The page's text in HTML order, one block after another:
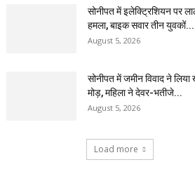
सोनीपत में इलेक्ट्रिशियन पर
हमला, बाइक सवार तीन युवकों...
August 5, 2026
सोनीपत में जमीन विवाद ने
मोड़, महिला ने देवर-भतीजे...
August 5, 2026
Load more